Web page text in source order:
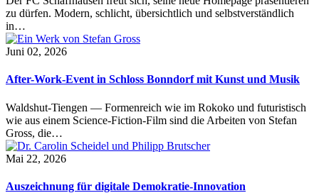
zu dürfen. Modern, schlicht, übersichtlich und selbstverständlich
in…
Juni 02, 2026
After-Work-Event in Schloss Bonndorf mit Kunst und Musik
Waldshut-Tiengen — Formenreich wie im Rokoko und futuristisch
wie aus einem Science-Fiction-Film sind die Arbeiten von Stefan
Gross, die…
Mai 22, 2026
Auszeichnung für digitale Demokratie-Innovation